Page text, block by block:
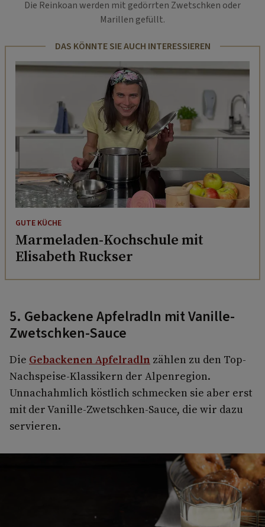
Die Reinkoan werden mit gedörrten Zwetschken oder
Marillen gefüllt.
DAS KÖNNTE SIE AUCH INTERESSIEREN
GUTE KÜCHE
Marmeladen-Kochschule mit
Elisabeth Ruckser
5. Gebackene Apfelradln mit Vanille-
Zwetschken-Sauce
Die Gebackenen Apfelradln zählen zu den Top-
Nachspeise-Klassikern der Alpenregion.
Unnachahmlich köstlich schmecken sie aber erst
mit der Vanille-Zwetschken-Sauce, die wir dazu
servieren.